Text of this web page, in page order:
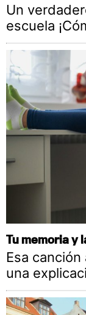
Un
escuela
Tu memoria y
Esa
una